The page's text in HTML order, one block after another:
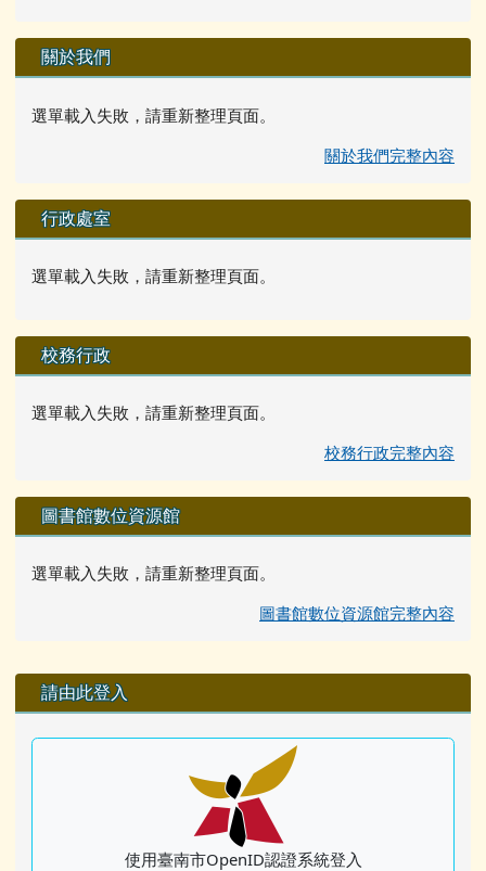
關於我們
選單載入失敗，請重新整理頁面。
關於我們完整內容
行政處室
選單載入失敗，請重新整理頁面。
校務行政
選單載入失敗，請重新整理頁面。
校務行政完整內容
圖書館數位資源館
選單載入失敗，請重新整理頁面。
圖書館數位資源館完整內容
右邊區域內容
請由此登入
使用臺南市OpenID認證系統登入